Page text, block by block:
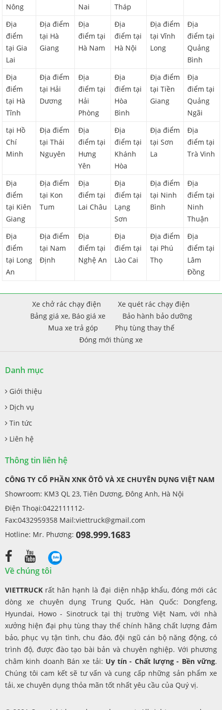
Nông
Nai
Tháp
Địa
điểm
tại Gia
Lai
Địa điểm
tại Hà
Giang
Địa
điểm tại
Hà Nam
Địa
điểm tại
Hà Nội
Địa điểm
tại Vĩnh
Long
Địa
điểm tại
Quảng
Bình
Địa
điểm
tại Hà
Tĩnh
Địa điểm
tại Hải
Dương
Địa
điểm tại
Hải
Phòng
Địa
điểm tại
Hòa
Bình
Địa điểm
tại Tiền
Giang
Địa
điểm tại
Quảng
Ngãi
tại Hồ
Chí
Minh
Địa điểm
tại Thái
Nguyên
Địa
điểm tại
Hưng
Yên
Địa
điểm tại
Khánh
Hòa
Địa điểm
tại Sơn
La
Địa
điểm tại
Trà Vinh
Địa
điểm
tại Kiên
Giang
Địa điểm
tại Kon
Tum
Địa
điểm tại
Lai Châu
Địa
điểm tại
Lạng
Sơn
Địa điểm
tại Ninh
Bình
Địa
điểm tại
Ninh
Thuận
Địa
điểm
tại Long
An
Địa điểm
tại Nam
Định
Địa
điểm tại
Nghệ An
Địa
điểm tại
Lào Cai
Địa điểm
tại Phú
Thọ
Địa
điểm tại
Lâm
Đồng
Xe chở rác chạy điện
Xe quét rác chạy điện
Bảng giá xe, Báo giá xe
Bảo hành bảo dưỡng
Mua xe trả góp
Phụ tùng thay thế
Đóng mới thùng xe
Danh mục
Giới thiệu
Dịch vụ
Tin tức
Liên hệ
Thông tin liên hệ
CÔNG TY CỔ PHẦN XNK ÔTÔ VÀ XE CHUYÊN DỤNG VIỆT NAM
Showroom: KM3 QL 23, Tiên Dương, Đông Anh, Hà Nội
Điện Thoại:0422111112-
Fax:0432959358 Mail:viettruck@gmail.com
Hotline: Mr. Phương: 098.999.1683
Về chúng tôi
VIETTRUCK rất hân hạnh là đại diện nhập khẩu, đóng mới các
dòng xe chuyên dụng Trung Quốc, Hàn Quốc: Dongfeng,
Hyundai, Howo - Sinotruck tại thị trường Việt Nam, với nhà
xưởng hiện đại phụ tùng thay thế chính hãng chất lượng đảm
bảo, phục vụ tận tình, chu đáo, đội ngũ cán bộ năng động, có
trình độ, được đào tạo bài bản và chuyên nghiệp. Với phương
châm kinh doanh Bán xe tải: Uy tín - Chất lượng - Bền vững.
Chúng tôi cam kết sẽ tư vấn và cung cấp những sản phẩm xe
tải, xe chuyên dụng thỏa mãn tốt nhất yêu cầu của Quý vị.